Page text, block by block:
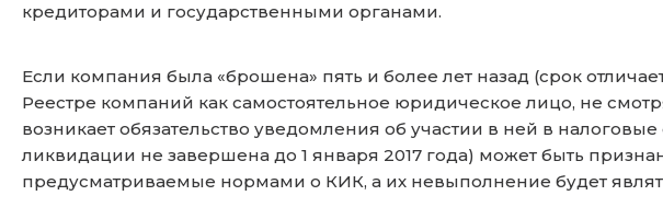
кредиторами и государственными органами.
Если компания была «брошена» пять и более лет назад (срок
Реестре компаний как самостоятельное юридическое лицо, не
возникает обязательство уведомления об участии в ней в
ликвидации не завершена до 1 января 2017 года) может быть
предусматриваемые нормами о КИК, а их невыполнение будет